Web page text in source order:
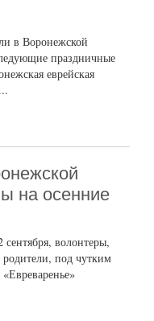
в Воронежской
праздничные
еврейская
на осенние
волонтеры,
под чутким